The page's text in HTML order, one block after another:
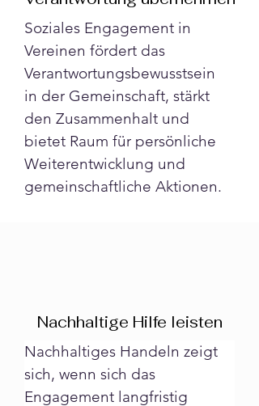
Soziales Engagement in
Vereinen fördert das
Verantwortungsbewusstsein
in der Gemeinschaft, stärkt
den Zusammenhalt und
bietet Raum für persönliche
Weiterentwicklung und
gemeinschaftliche Aktionen.
Nachhaltige Hilfe leisten
Nachhaltiges Handeln zeigt
sich, wenn sich das
Engagement langfristig